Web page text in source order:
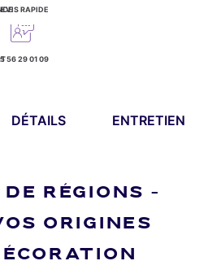
RAPIDE
56 29 01 09
DÉTAILS ENTRETIEN
RÉGIONS –
ORIGINES